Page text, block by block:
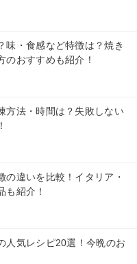
味・食感など特徴は？焼き
のおすすめも紹介！
方法・時間は？失敗しない
の違いを比較！イタリア・
も紹介！
人気レシピ20選！今晩のお